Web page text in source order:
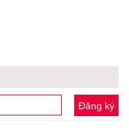
Đăng ký